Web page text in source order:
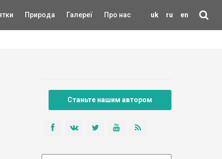
uk ru en
Природа Галереї Про нас
Станьте нашим автором